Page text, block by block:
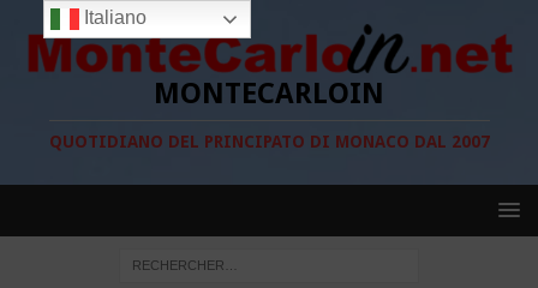
MONTECARLOIN
QUOTIDIANO DEL PRINCIPATO DI MONACO DAL 2007
Italiano